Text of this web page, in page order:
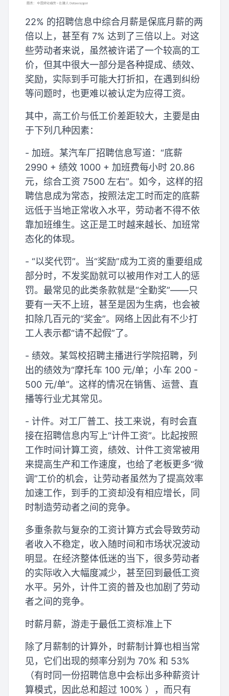
22% 的招聘信息中综合月薪是保底月薪的两
倍以上，甚至有 7% 达到了三倍以上。对这
些劳动者来说，虽然被许诺了一个较高的工
价，但其中很大一部分是各种提成、绩效、
奖励，实际到手可能大打折扣，在遇到纠纷
等问题时，也更难以被认定为应得工资。
其中，高工价与低工价差距较大，主要是由
于下列几种因素：
- 加班。某汽车厂招聘信息写道：“底薪
2990 + 绩效 1000 + 加班费每小时 20.86
元，综合工资 7500 左右”。如今，这样的招
聘信息成为常态，按照法定工时而定的底薪
远低于当地正常收入水平，劳动者不得不依
靠加班维生。这正是工时越来越长、加班常
态化的体现。
- “以奖代罚”。当“奖励”成为工资的重要组成
部分时，不发奖励就可以被用作对工人的惩
罚。最常见的此类条款就是“全勤奖”——只
要有一天不上班，甚至是因为生病，也会被
扣除几百元的“奖金”。网络上因此有不少打
工人表示都“请不起假”了。
- 绩效。某驾校招聘主播进行学院招聘，列
出的绩效为“摩托车 100 元/单；小车 200 -
500 元/单”。这样的情况在销售、运营、直
播等行业尤其常见。
- 计件。对工厂普工、技工来说，有时会直
接在招聘信息内写上“计件工资”。比起按照
工作时间计算工资，绩效、计件工资常被用
来提高生产和工作速度，也给了老板更多“微
调”工价的机会，让劳动者虽然为了提高效率
加速工作，到手的工资却没有相应增长，同
时制造劳动者之间的竞争。
多重条款与复杂的工资计算方式会导致劳动
者收入不稳定，收入随时间和市场状况波动
明显。在经济整体低迷的当下，很多劳动者
的实际收入大幅度减少，甚至回到最低工资
水平。另外，计件工资的普及也加剧了劳动
者之间的竞争。
时薪月薪，游走于最低工资标准上下
除了月薪制的计算外，时薪制计算也相当常
见，它们出现的频率分别为 70% 和 53%
（有时同一份招聘信息中会标出多种薪资计
算模式，因此总和超过 100% ），而只有